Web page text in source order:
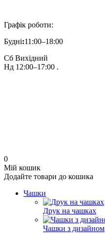
Графік роботи:
Будні:11:00–18:00
Сб Вихідний
Нд 12:00–17:00 .
0
Мій кошик
Додайте товари до кошика
Чашки
Друк на чашках
Чашки з дизайном